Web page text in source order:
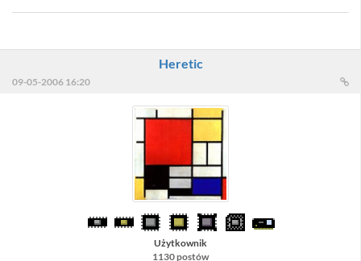
Heretic
09-05-2006 16:20
Użytkownik
1130 postów